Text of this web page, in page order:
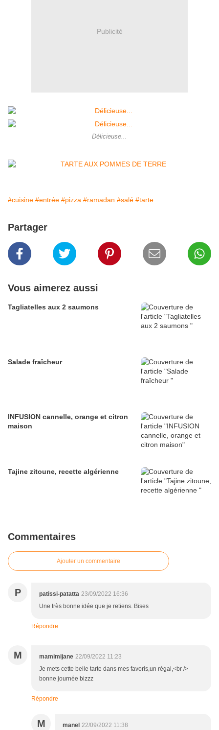
Publicité
Délicieuse...
#cuisine #entrée #pizza #ramadan #salé #tarte
Partager
Vous aimerez aussi
Tagliatelles aux 2 saumons
Salade fraîcheur
INFUSION cannelle, orange et citron
maison
Tajine zitoune, recette algérienne
Commentaires
Ajouter un commentaire
P patissi-patatta 23/09/2022 16:36
Une très bonne idée que je retiens. Bises
Répondre
M mamimijane 22/09/2022 11:23
Je mets cette belle tarte dans mes favoris,un régal,<br />
bonne journée bizzz
Répondre
M manel 22/09/2022 11:38